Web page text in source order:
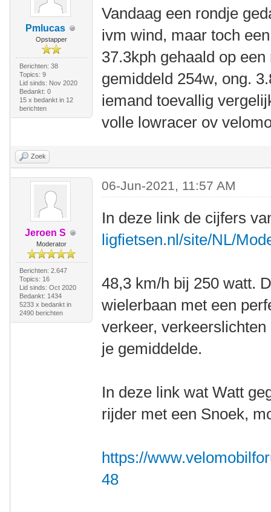
Pmlucas
Opstapper
Berichten: 38
Topics: 9
Lid sinds: Nov 2020
Bedankt: 0
15 x bedankt in 12
berichten
Vandaag een rondje
ivm wind, maar toch
37.3kph gehaald op
gemiddeld 254w, ong.
iemand toevallig
volle lowracer ov
Zoek
Jeroen S
Moderator
Berichten: 2.647
Topics: 16
Lid sinds: Oct 2020
Bedankt: 1434
5233 x bedankt in
2490 berichten
06-Jun-2021, 11:57 AM
In deze link de cijfers
ligfietsen.nl/site/NL/
48,3 km/h bij 250 watt.
wielerbaan met een
verkeer,
je gemiddelde.
In deze link wat Watt
rijder met een Snoek,
https://
48